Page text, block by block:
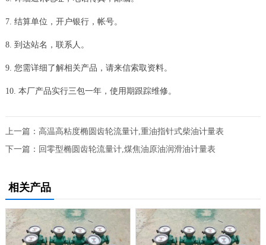
7. 结算单位，开户银行，帐号。
8. 到达站名，联系人。
9. 您需详细了解相关产品，请来信索取资料。
10. 本厂产品实行三包一年，使用期跟踪维修。
上一篇： 高温高粘度椭圆齿轮流量计,重油指针式柴油计量表
下一篇：
回零型椭圆齿轮流量计,煤焦油原油润滑油计量表
相关产品